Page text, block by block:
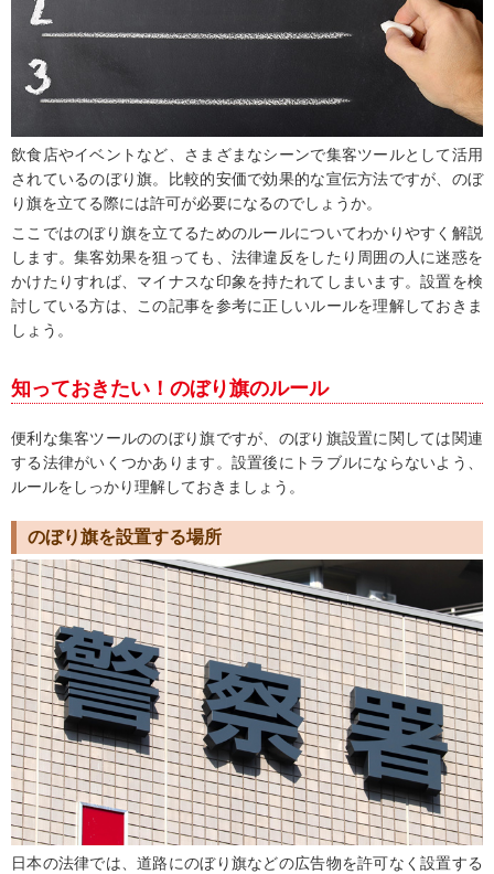
飲食店やイベントなど、さまざまなシーンで集客ツールとして活用
されているのぼり旗。比較的安価で効果的な宣伝方法ですが、のぼ
り旗を立てる際には許可が必要になるのでしょうか。
ここではのぼり旗を立てるためのルールについてわかりやすく解説
します。集客効果を狙っても、法律違反をしたり周囲の人に迷惑を
かけたりすれば、マイナスな印象を持たれてしまいます。設置を検
討している方は、この記事を参考に正しいルールを理解しておきま
しょう。
知っておきたい！のぼり旗のルール
便利な集客ツールののぼり旗ですが、のぼり旗設置に関しては関連
する法律がいくつかあります。設置後にトラブルにならないよう、
ルールをしっかり理解しておきましょう。
のぼり旗を設置する場所
日本の法律では、道路にのぼり旗などの広告物を許可なく設置する